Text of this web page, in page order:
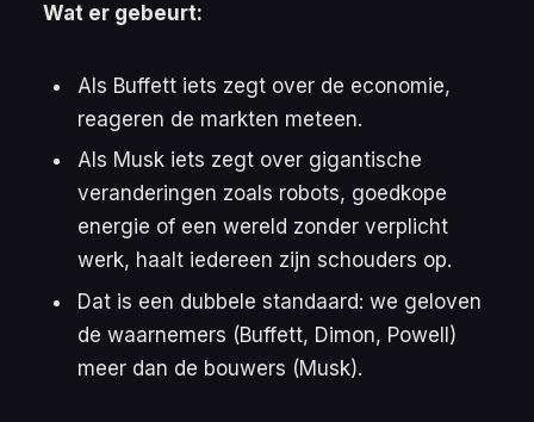
Wat er gebeurt:
Als Buffett iets zegt over de economie,
reageren de markten meteen.
Als Musk iets zegt over gigantische
veranderingen zoals robots, goedkope
energie of een wereld zonder verplicht
werk, haalt iedereen zijn schouders op.
Dat is een dubbele standaard: we geloven
de waarnemers (Buffett, Dimon, Powell)
meer dan de bouwers (Musk).